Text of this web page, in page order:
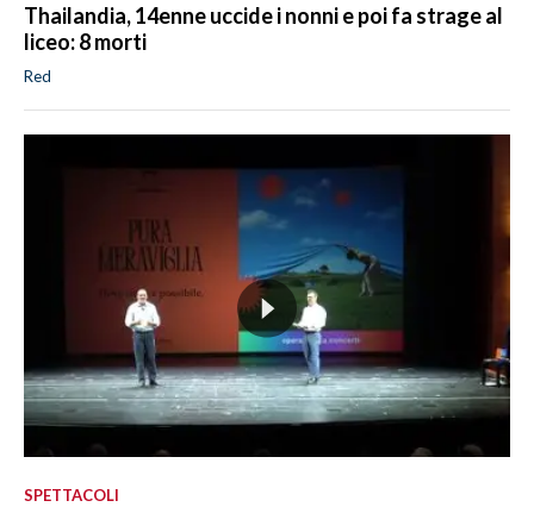
Thailandia, 14enne uccide i nonni e poi fa strage al
liceo: 8 morti
Red
SPETTACOLI